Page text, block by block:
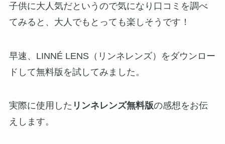
子供に大人気だというので気になり口コミを調べ
てみると、大人でもとっても楽しそうです！
早速、LINNÉ LENS（リンネレンズ）をダウンロー
ドして無料版を試してみました。
実際に使用した リンネレンズ無料版の感想をお伝
えします。